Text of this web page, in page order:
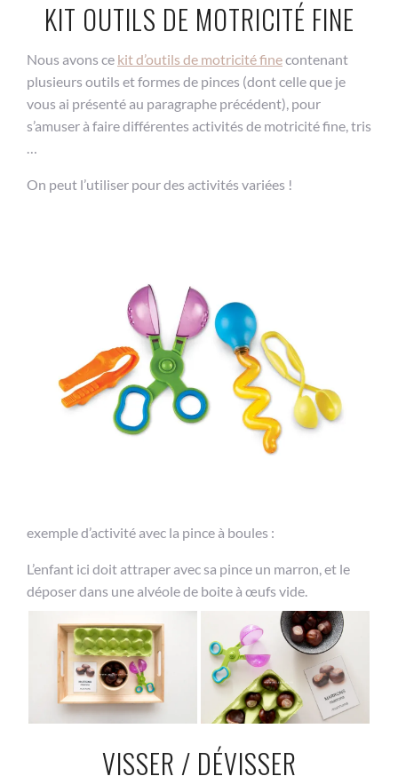
KIT OUTILS DE MOTRICITÉ FINE
Nous avons ce kit d’outils de motricité finecontenant
plusieurs outils et formes de pinces (dont celle que je
vous ai présenté au paragraphe précédent), pour
s’amuser à faire différentes activités de motricité fine, tris
On peut l’utiliser pour des activités variées !
exemple d’activité avec la pince à boules :
L’enfant ici doit attraper avec sa pince un marron, et le
déposer dans une alvéole de boite à œufs vide.
VISSER / DÉVISSER